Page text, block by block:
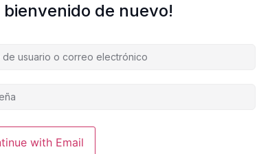
bienvenido de nuevo!
with Email